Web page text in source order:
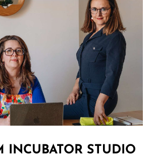
INCUBATOR STUDIO